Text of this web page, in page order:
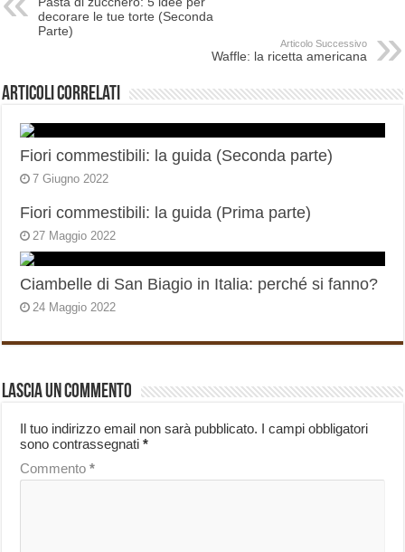
decorare le tue torte (Seconda
Parte)
Articolo Successivo
Waffle: la ricetta americana
Articoli correlati
Fiori commestibili: la guida (Seconda parte)
7 Giugno 2022
Fiori commestibili: la guida (Prima parte)
27 Maggio 2022
Ciambelle di San Biagio in Italia: perché si fanno?
24 Maggio 2022
Lascia un commento
Il tuo indirizzo email non sarà pubblicato. I campi obbligatori
sono contrassegnati*
Commento*